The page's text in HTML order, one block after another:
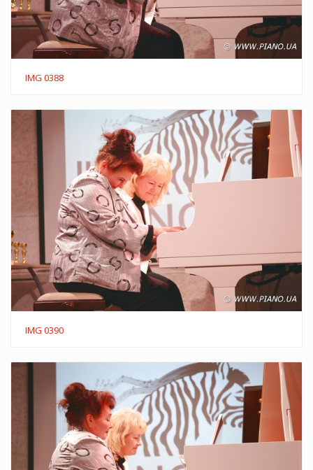
IMG 0388
IMG 0390